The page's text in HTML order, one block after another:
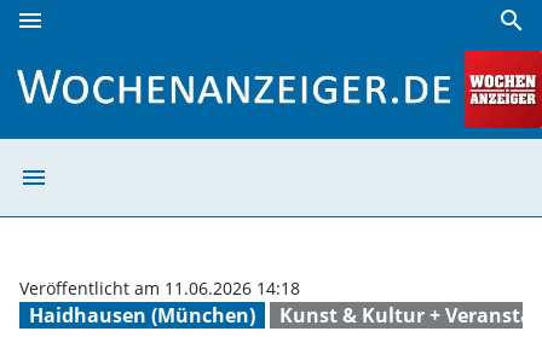
menu search
menu
Haidhausen (München) Kunst & Kultur +
Veröffentlicht am 11.06.2026 14:18